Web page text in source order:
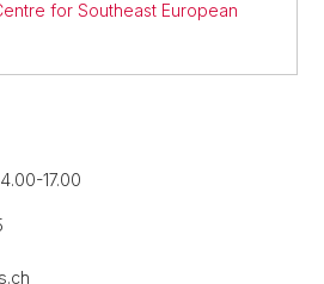
for Southeast European
17.00